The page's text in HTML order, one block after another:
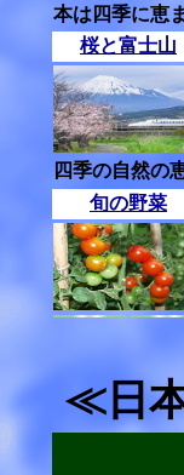
本は四季に恵
桜と富士山
四季の自然の
旬の野菜
≪日